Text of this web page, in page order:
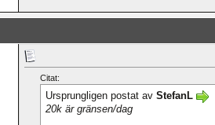
Citat:
Ursprungligen postat av StefanL
20k är gränsen/dag